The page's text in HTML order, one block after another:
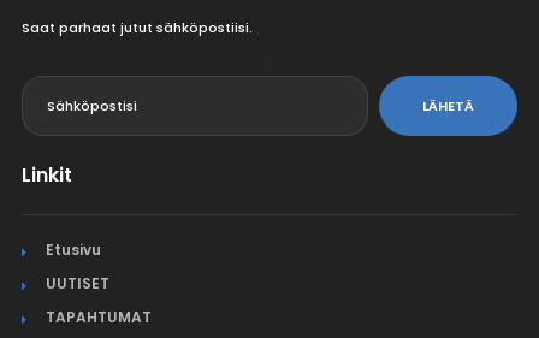
Saat parhaat jutut sähköpostiisi.
LÄHETÄ
Linkit
Etusivu
UUTISET
TAPAHTUMAT